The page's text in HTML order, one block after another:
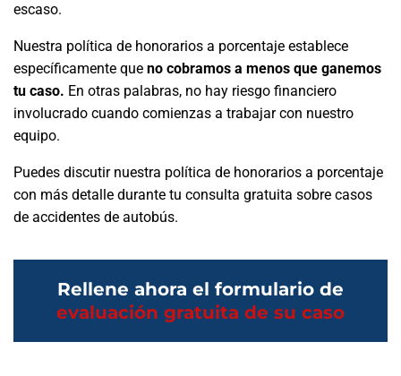
escaso.
Nuestra política de honorarios a porcentaje establece
específicamente que no cobramos a menos que ganemos
tu caso. En otras palabras, no hay riesgo financiero
involucrado cuando comienzas a trabajar con nuestro
equipo.
Puedes discutir nuestra política de honorarios a porcentaje
con más detalle durante tu consulta gratuita sobre casos
de accidentes de autobús.
Rellene ahora el formulario de
evaluación gratuita de su caso